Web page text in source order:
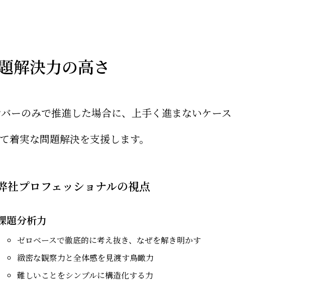
解決力の高さ
ーのみで推進した場合に、上手く進まないケース
実な問題解決を支援します。
社プロフェッショナルの視点
題分析力
ゼロベースで徹底的に考え抜き、なぜを解き明かす
緻密な観察力と全体感を見渡す鳥瞰力
難しいことをシンプルに構造化する力